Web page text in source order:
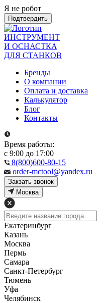
Я не робот
Подтвердить
ИНСТРУМЕНТ
И ОСНАСТКА
ДЛЯ СТАНКОВ
Бренды
О компании
Оплата и доставка
Калькулятор
Блог
Контакты
Время работы:
с 9:00 до 17:00
8(800)600-80-15
order-mctool@yandex.ru
Закзать звонок
Москва
Екатеринбург
Казань
Москва
Пермь
Самара
Санкт-Петербург
Тюмень
Уфа
Челябинск